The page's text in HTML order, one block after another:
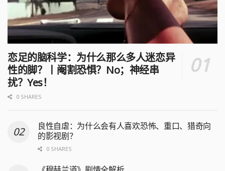
恋足的脑科学：为什么那么多人迷恋异
性的脚？丨阉割恐惧？No；神经串
扰？Yes！
0 SHARES
良性自虐：为什么会有人喜欢恐怖、重口、猎奇向
的影视剧？
0 SHARES